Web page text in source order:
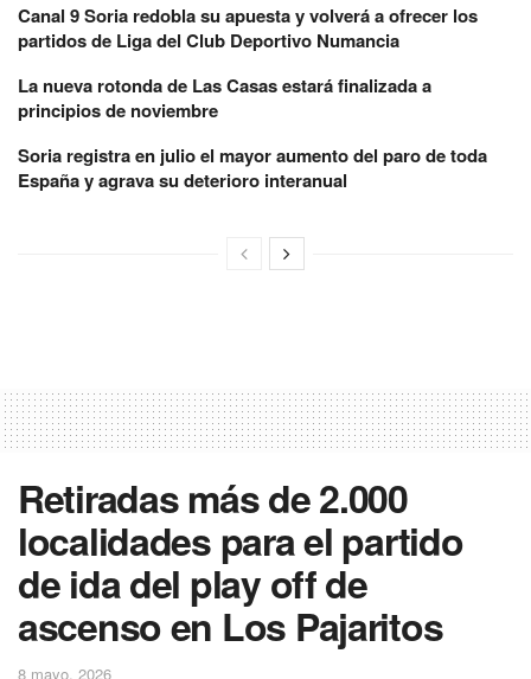
Canal 9 Soria redobla su apuesta y volverá a ofrecer los
partidos de Liga del Club Deportivo Numancia
La nueva rotonda de Las Casas estará finalizada a
principios de noviembre
Soria registra en julio el mayor aumento del paro de toda
España y agrava su deterioro interanual
Retiradas más de 2.000
localidades para el partido
de ida del play off de
ascenso en Los Pajaritos
8 mayo, 2026